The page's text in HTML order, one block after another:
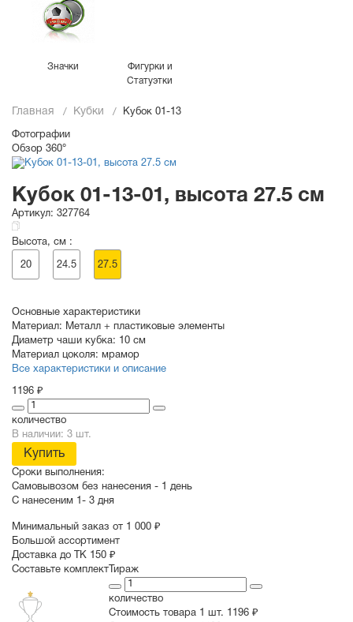
Значки
Фигурки и
Статуэтки
Главная Кубки Кубок 01-13
Фотографии
Обзор 360°
Кубок 01-13-01, высота 27.5 см
Артикул: 327764
Высота, см :
20 24.5 27.5
Основные характеристики
Материал: Металл + пластиковые элементы
Диаметр чаши кубка: 10 см
Материал цоколя: мрамор
Все характеристики и описание
1196 ₽
количество
В наличии: 3 шт.
Купить
Сроки выполнения:
Самовывозом без нанесения -
1 день
С нанесеним
1- 3 дня
Минимальный заказ от 1 000 ₽
Большой ассортимент
Доставка до ТК 150 ₽
Составьте комплект Тираж
количество
Стоимость товара 1 шт.
1196 ₽